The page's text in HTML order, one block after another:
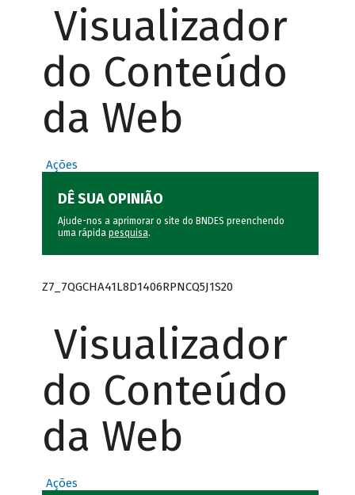
Visualizador
do Conteúdo
da Web
Ações
DÊ SUA OPINIÃO
Ajude-nos a aprimorar o site do BNDES preenchendo
uma rápida pesquisa.
Z7_7QGCHA41L8D1406RPNCQ5J1S20
Visualizador
do Conteúdo
da Web
Ações